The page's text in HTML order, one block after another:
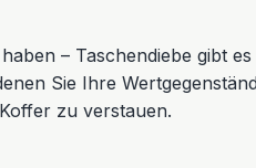
– Taschendiebe gibt
Sie Ihre
zu verstauen.